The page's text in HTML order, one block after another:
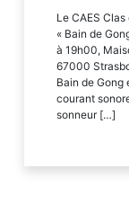
Le CAES
« Bain de
à 19h00,
67000
Bain de Gong
courant
sonneur […]